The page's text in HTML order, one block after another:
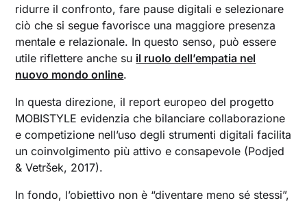
ridurre il confronto, fare pause digitali e selezionare
ciò che si segue favorisce una maggiore presenza
mentale e relazionale. In questo senso, può essere
utile riflettere anche su il ruolo dell’empatia nel
nuovo mondo online.
In questa direzione, il report europeo del progetto
MOBISTYLE evidenzia che bilanciare collaborazione
e competizione nell’uso degli strumenti digitali facilita
un coinvolgimento più attivo e consapevole (Podjed
& Vetršek, 2017).
In fondo, l’obiettivo non è “diventare meno sé stessi”,